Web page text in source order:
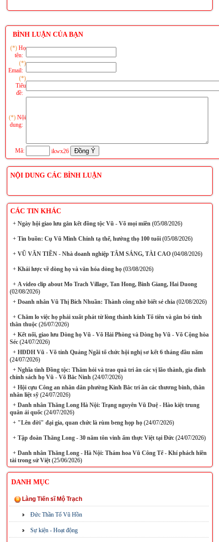
BÌNH LUẬN CỦA BẠN
(*) Họ
tên:
(*)
Email:
(*)
Tiêu
đề:
(*) Nội
dung:
Mã: ikwx26
NỘI DUNG CÁC BÌNH LUẬN
CÁC TIN KHÁC
+Ngày hội giao lưu gắn kết đồng tộc Vũ - Võ mọi miền(05/08/2026)
+Tin buồn: Cụ Vũ Minh Chính tạ thế, hưởng thọ 100 tuổi(05/08/2026)
+VŨ VĂN TIỀN - Nhà doanh nghiệp TÂM SÁNG, TÀI CAO(04/08/2026)
+Khái lược về dòng họ và văn hóa dòng họ(03/08/2026)
+A video clip about Mo Trach Village, Tan Hong, Binh Giang, Hai Duong
(02/08/2026)
+Doanh nhân Vũ Thị Bích Nhuần: Thành công nhờ biết sẻ chia(02/08/2026)
+Chăm lo việc họ phải xuất phát từ lòng thành kính Tổ tiên và gắn bó tình
thân thuộc(26/07/2026)
+Kết nối, giao lưu Dòng họ Vũ - Võ Hải Phòng và Dòng họ Vũ - Võ Cộng hòa
Séc(24/07/2026)
+HĐDH Vũ - Võ tỉnh Quảng Ngãi tổ chức hội nghị sơ kết 6 tháng đầu năm
(24/07/2026)
+Nghĩa tình Đồng tộc: Thăm hỏi và trao quà tri ân các vị lão thành, gia đình
chính sách họ Vũ - Võ Bắc Ninh(24/07/2026)
+Hội cựu Công an nhân dân phường Kinh Bắc tri ân các thương binh, thân
nhân liệt sỹ(24/07/2026)
+Danh nhân Thăng Long Hà Nội: Trạng nguyên Vũ Duệ - Hào kiệt trung
quân ái quốc(24/07/2026)
+"Lên đời" đại gia, quan chức là rùm beng họp họ(24/07/2026)
+Tập đoàn Thăng Long - 30 năm tôn vinh ẩm thực Việt tại Đức(24/07/2026)
+Danh nhân Thăng Long - Hà Nội: Thám hoa Vũ Công Tể - Khí phách hiền
tài trong sử Việt(25/06/2026)
DANH MỤC
Làng Tiến sĩ Mộ Trạch
Đức Thần Tổ Vũ Hồn
Sự kiện - Hoạt động